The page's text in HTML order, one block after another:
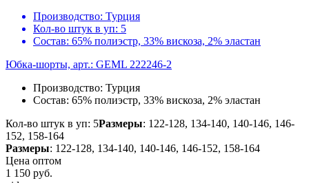
Производство: Турция
Кол-во штук в уп: 5
Состав: 65% полиэстр, 33% вискоза, 2% эластан
Юбка-шорты, арт.: GEML 222246-2
Производство: Турция
Состав: 65% полиэстр, 33% вискоза, 2% эластан
Кол-во штук в уп: 5Размеры: 122-128, 134-140, 140-146, 146-
152, 158-164
Размеры: 122-128, 134-140, 140-146, 146-152, 158-164
Цена оптом
1 150 руб.